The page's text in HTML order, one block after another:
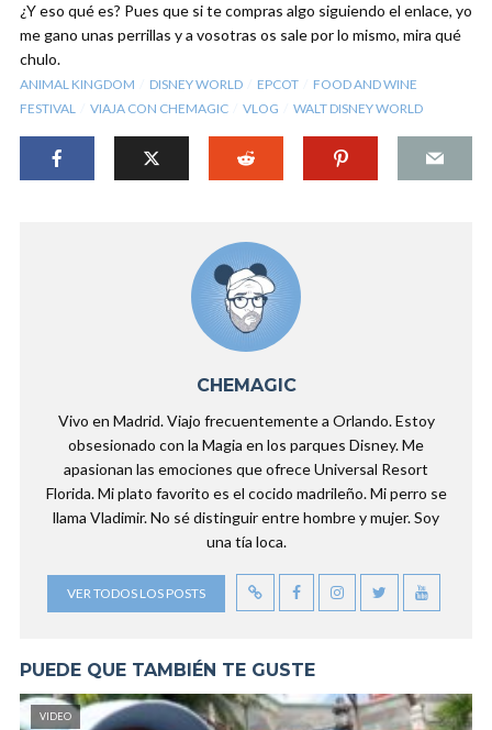
¿Y eso qué es? Pues que si te compras algo siguiendo el enlace, yo
me gano unas perrillas y a vosotras os sale por lo mismo, mira qué
chulo.
ANIMAL KINGDOM DISNEY WORLD EPCOT
FOOD AND WINE
FESTIVAL
VIAJA CON CHEMAGIC VLOG WALT DISNEY WORLD
CHEMAGIC
Vivo en Madrid. Viajo frecuentemente a Orlando. Estoy
obsesionado con la Magia en los parques Disney. Me
apasionan las emociones que ofrece Universal Resort
Florida. Mi plato favorito es el cocido madrileño. Mi perro se
llama Vladimir. No sé distinguir entre hombre y mujer. Soy
una tía loca.
VER TODOS LOS POSTS
PUEDE QUE TAMBIÉN TE GUSTE
VIDEO